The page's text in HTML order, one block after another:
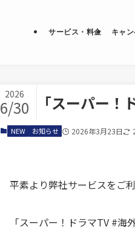
サービス・料金 キャ
｢スーパー！
2026
6/30
NEW お知らせ 2026年3月23日
平素より弊社サービスをご
「スーパー！ドラマTV #海